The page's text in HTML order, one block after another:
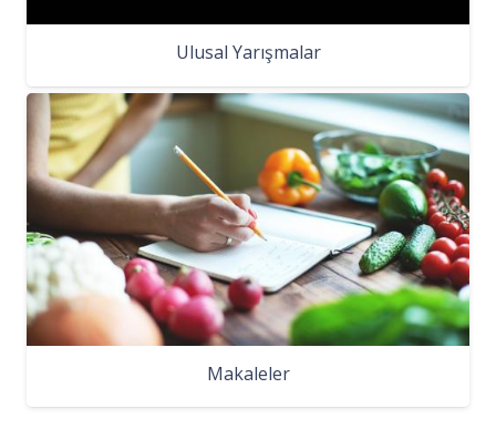
Ulusal Yarışmalar
Makaleler